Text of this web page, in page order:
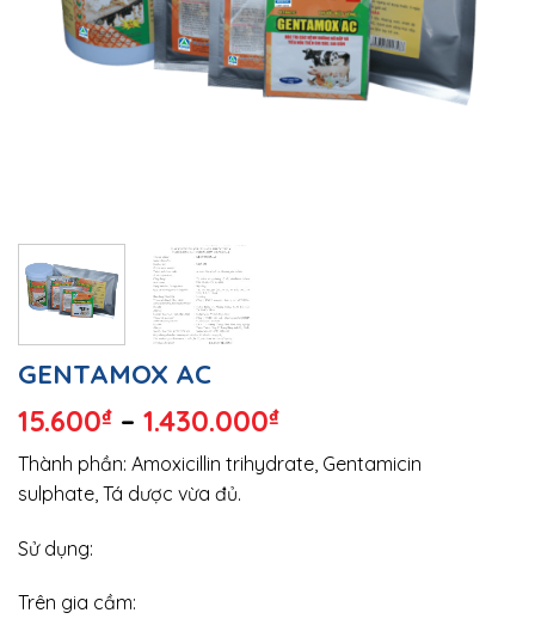
GENTAMOX AC
15.600₫ – 1.430.000₫
Thành phần: Amoxicillin trihydrate, Gentamicin
sulphate, Tá dược vừa đủ.
Sử dụng:
Trên gia cầm: